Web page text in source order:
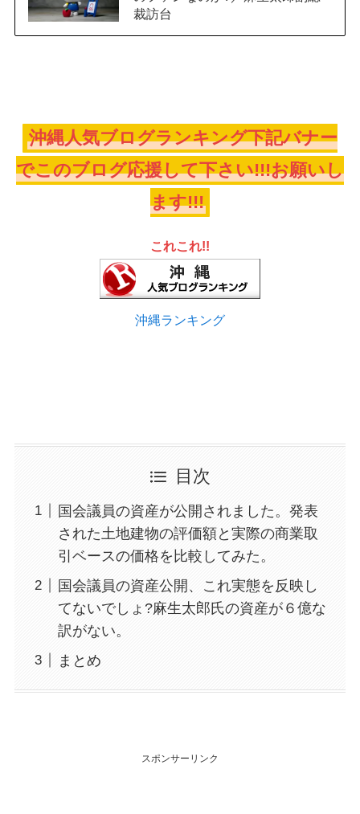
裁訪台
沖縄人気ブログランキング下記バナー
でこのブログ応援して下さい!!!お願いし
ます!!!
これこれ!!
沖縄ランキング
目次
国会議員の資産が公開されました。発表
された土地建物の評価額と実際の商業取
引ベースの価格を比較してみた。
国会議員の資産公開、これ実態を反映し
てないでしょ?麻生太郎氏の資産が６億な
訳がない。
まとめ
スポンサーリンク